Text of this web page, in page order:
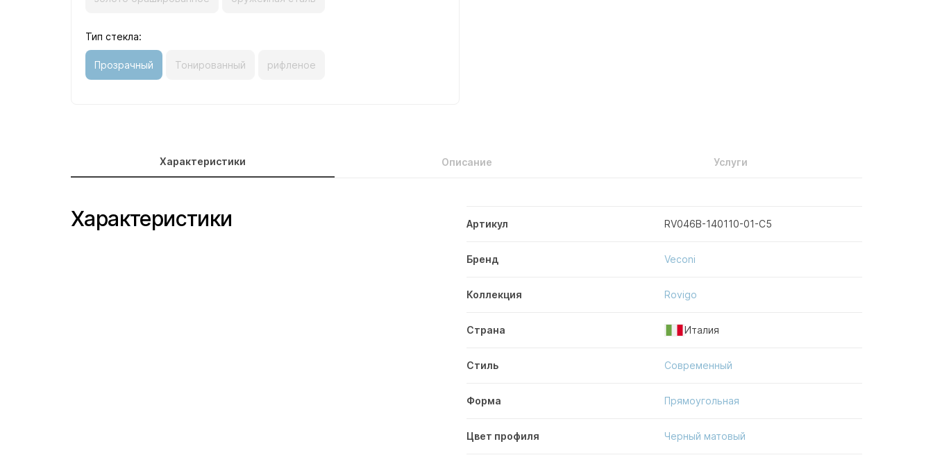
Тип стекла:
Прозрачный Тонированный рифленое
Характеристики Описание Услуги
Характеристики Артикул RV046B-140110-01-C5
Бренд Veconi
Коллекция Rovigo
Страна Италия
Стиль Современный
Форма Прямоугольная
Цвет профиля Черный матовый